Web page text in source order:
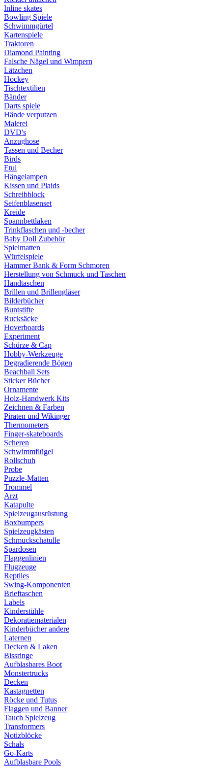
Inline skates
Bowling Spiele
Schwimmgürtel
Kartenspiele
Traktoren
Diamond Painting
Falsche Nägel und Wimpern
Lätzchen
Hockey
Tischtextilien
Bänder
Darts spiele
Hände verputzen
Malerei
DVD's
Anzughose
Tassen und Becher
Birds
Etui
Hängelampen
Kissen und Plaids
Schreibblock
Seifenblasenset
Kreide
Spannbettlaken
Trinkflaschen und -becher
Baby Doll Zubehör
Spielmatten
Würfelspiele
Hammer Bank & Form Schmoren
Herstellung von Schmuck und Taschen
Handtaschen
Brillen und Brillengläser
Bilderbücher
Buntstifte
Rucksäcke
Hoverboards
Experiment
Schürze & Cap
Hobby-Werkzeuge
Degradierende Bögen
Beachball Sets
Sticker Bücher
Ornamente
Holz-Handwerk Kits
Zeichnen & Farben
Piraten und Wikinger
Thermometers
Finger-skateboards
Scheren
Schwimmflügel
Rollschuh
Probe
Puzzle-Matten
Trommel
Arzt
Katapulte
Spielzeugausrüstung
Boxbumpers
Spielzeugkästen
Schmuckschatulle
Spardosen
Flaggenlinien
Flugzeuge
Reptiles
Swing-Komponenten
Brieftaschen
Labels
Kinderstühle
Dekoratiematerialen
Kinderbücher andere
Laternen
Decken & Laken
Bissringe
Aufblasbares Boot
Monstertrucks
Decken
Kastagnetten
Röcke und Tutus
Flaggen und Banner
Tauch Spielzeug
Transformers
Notizblöcke
Schals
Go-Karts
Aufblasbare Pools